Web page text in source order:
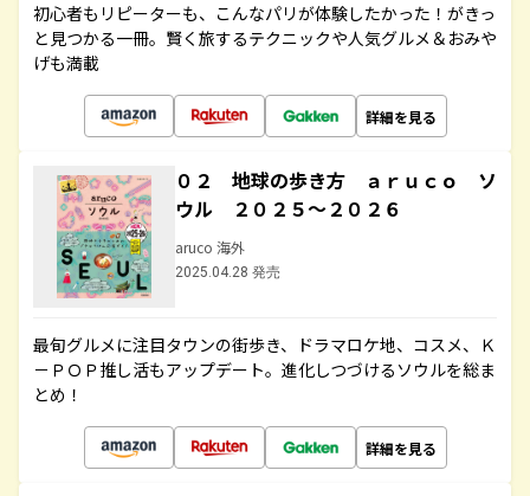
初心者もリピーターも、こんなパリが体験したかった！がきっ
と見つかる一冊。賢く旅するテクニックや人気グルメ＆おみや
げも満載
詳細を見る
０２ 地球の歩き方 ａｒｕｃｏ ソ
ウル ２０２５～２０２６
aruco 海外
2025.04.28 発売
最旬グルメに注目タウンの街歩き、ドラマロケ地、コスメ、Ｋ
－ＰＯＰ推し活もアップデート。進化しつづけるソウルを総ま
とめ！
詳細を見る